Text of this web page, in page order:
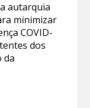
autarquia
minimizar
COVID-
dos
da